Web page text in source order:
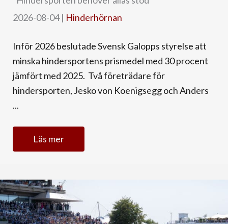
2026-08-04| Hinderhörnan
Inför 2026 beslutade Svensk Galopps styrelse att
minska hindersportens prismedel med 30 procent
jämfört med 2025. Två företrädare för
hindersporten, Jesko von Koenigsegg och Anders
...
Läs mer